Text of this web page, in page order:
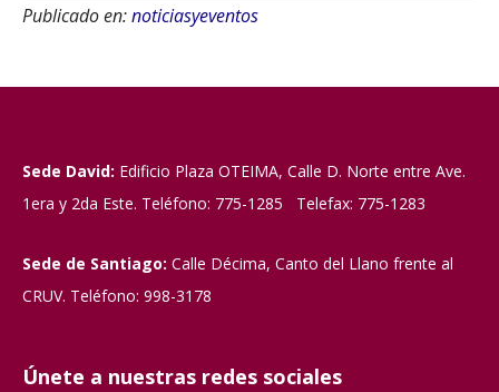
Publicado en:noticiasyeventos
Sede David: Edificio Plaza OTEIMA, Calle D. Norte entre Ave.
1era y 2da Este. Teléfono: 775-1285 Telefax: 775-1283
Sede de Santiago: Calle Décima, Canto del Llano frente al
CRUV. Teléfono: 998-3178
Únete a nuestras redes sociales